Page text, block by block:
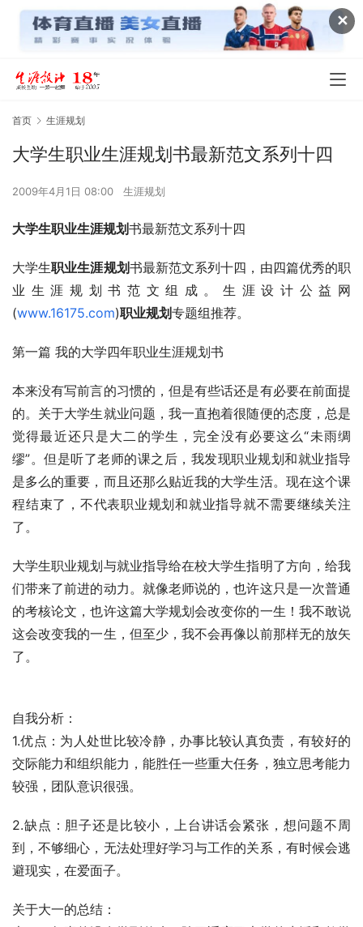
✕
首页 生涯规划
大学生职业生涯规划书最新范文系列十四
2009年4月1日 08:00 生涯规划
大学生职业生涯规划书最新范文系列十四
大学生职业生涯规划书最新范文系列十四，由四篇优秀的职
业生涯规划书范文组成。生涯设计公益网
(www.16175.com)职业规划专题组推荐。
第一篇 我的大学四年职业生涯规划书
本来没有写前言的习惯的，但是有些话还是有必要在前面提
的。关于大学生就业问题，我一直抱着很随便的态度，总是
觉得最近还只是大二的学生，完全没有必要这么“未雨绸
缪”。但是听了老师的课之后，我发现职业规划和就业指导
是多么的重要，而且还那么贴近我的大学生活。现在这个课
程结束了，不代表职业规划和就业指导就不需要继续关注
了。
大学生职业规划与就业指导给在校大学生指明了方向，给我
们带来了前进的动力。就像老师说的，也许这只是一次普通
的考核论文，也许这篇大学规划会改变你的一生！我不敢说
这会改变我的一生，但至少，我不会再像以前那样无的放矢
了。
自我分析：
1.优点：为人处世比较冷静，办事比较认真负责，有较好的
交际能力和组织能力，能胜任一些重大任务，独立思考能力
较强，团队意识很强。
2.缺点：胆子还是比较小，上台讲话会紧张，想问题不周
到，不够细心，无法处理好学习与工作的关系，有时候会逃
避现实，在爱面子。
关于大一的总结：